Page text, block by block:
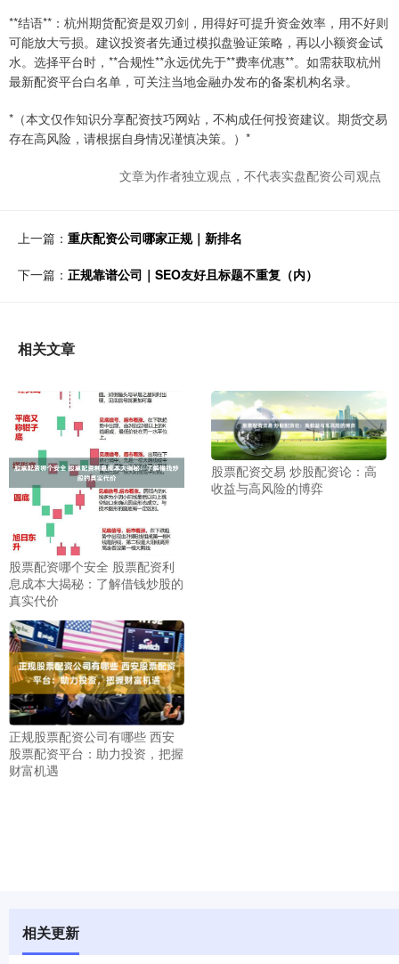
**结语**：杭州期货配资是双刃剑，用得好可提升资金效率，用不好则
可能放大亏损。建议投资者先通过模拟盘验证策略，再以小额资金试
水。选择平台时，**合规性**永远优先于**费率优惠**。如需获取杭州
最新配资平台白名单，可关注当地金融办发布的备案机构名录。
*（本文仅作知识分享配资技巧网站，不构成任何投资建议。期货交易
存在高风险，请根据自身情况谨慎决策。）*
文章为作者独立观点，不代表实盘配资公司观点
上一篇： 重庆配资公司哪家正规｜新排名
下一篇： 正规靠谱公司｜SEO友好且标题不重复（内）
相关文章
股票配资哪个安全 股票配资利
息成本大揭秘：了解借钱炒股的
真实代价
股票配资交易 炒股配资论：高
收益与高风险的博弈
正规股票配资公司有哪些 西安
股票配资平台：助力投资，把握
财富机遇
相关更新